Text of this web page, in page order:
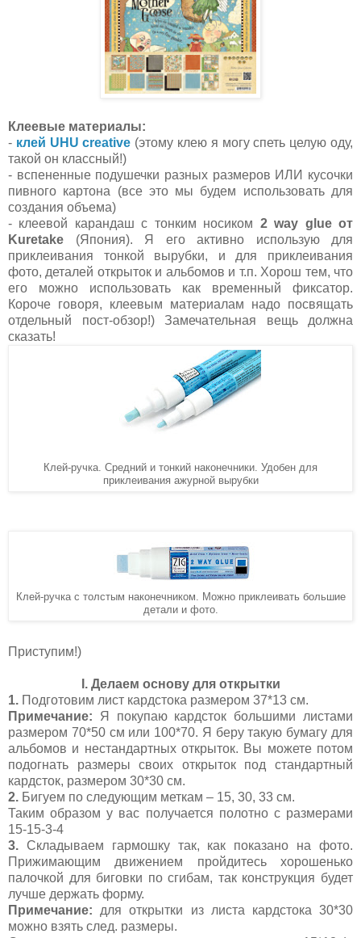
Клеевые материалы:
- клей UHU creative (этому клею я могу спеть целую оду,
такой он классный!)
- вспененные подушечки разных размеров ИЛИ кусочки
пивного картона (все это мы будем использовать для
создания объема)
- клеевой карандаш с тонким носиком 2 way glue от
Kuretake (Япония). Я его активно использую для
приклеивания тонкой вырубки, и для приклеивания
фото, деталей открыток и альбомов и т.п. Хорош тем, что
его можно использовать как временный фиксатор.
Короче говоря, клеевым материалам надо посвящать
отдельный пост-обзор!) Замечательная вещь должна
сказать!
Клей-ручка. Средний и тонкий наконечники. Удобен для
приклеивания ажурной вырубки
Клей-ручка с толстым наконечником. Можно приклеивать большие
детали и фото.
Приступим!)
I. Делаем основу для открытки
1. Подготовим лист кардстока размером 37*13 см.
Примечание: Я покупаю кардсток большими листами
размером 70*50 см или 100*70. Я беру такую бумагу для
альбомов и нестандартных открыток. Вы можете потом
подогнать размеры своих открыток под стандартный
кардсток, размером 30*30 см.
2. Бигуем по следующим меткам – 15, 30, 33 см.
Таким образом у вас получается полотно с размерами
15-15-3-4
3. Складываем гармошку так, как показано на фото.
Прижимающим движением пройдитесь хорошенько
палочкой для биговки по сгибам, так конструкция будет
лучше держать форму.
Примечание: для открытки из листа кардстока 30*30
можно взять след. размеры.